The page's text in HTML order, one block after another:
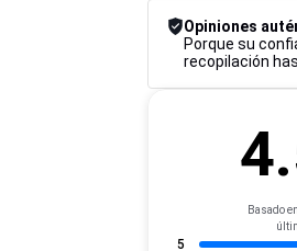
Opiniones
Porque su
recopilación
Basado
5